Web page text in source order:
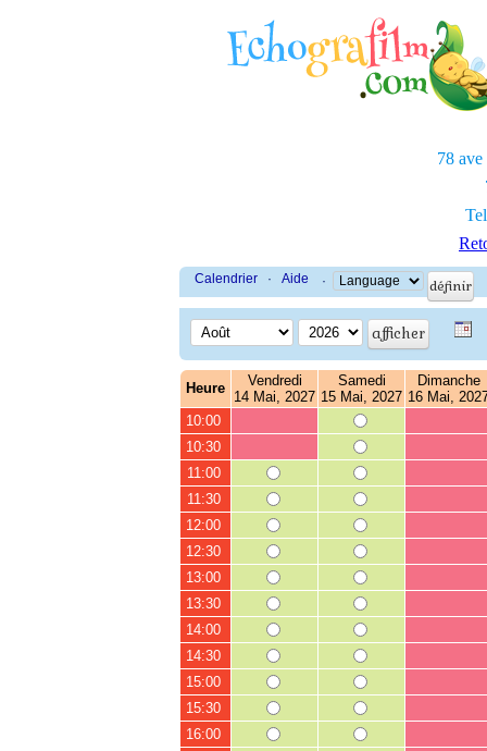
78 ave
Calendrier · Aide ·
Heure
Vendredi
14 Mai, 2027
Samedi
15 Mai, 2027
Dimanche
16 Mai,
10:00
10:30
11:00
11:30
12:00
12:30
13:00
13:30
14:00
14:30
15:00
15:30
16:00